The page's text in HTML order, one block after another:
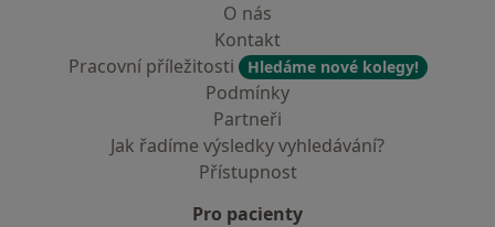
O nás
Kontakt
Pracovní příležitosti
Hledáme nové kolegy!
Podmínky
Partneři
Jak řadíme výsledky vyhledávání?
Přístupnost
Pro pacienty